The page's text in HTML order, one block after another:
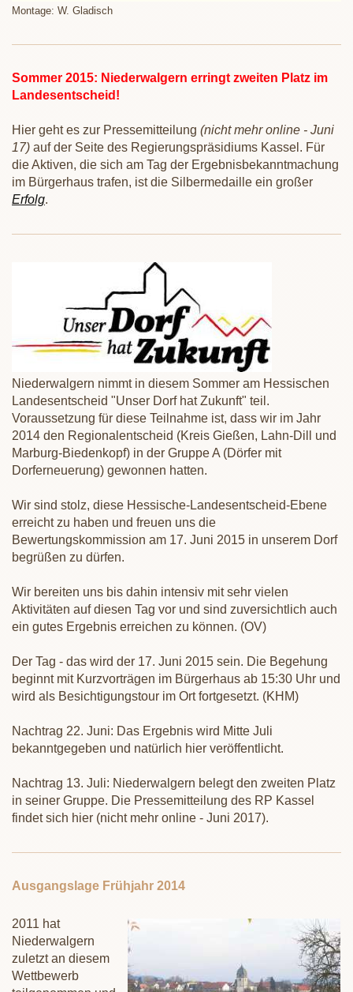
Montage: W. Gladisch
Sommer 2015: Niederwalgern erringt zweiten Platz im
Landesentscheid!
Hier geht es zur Pressemitteilung (nicht mehr online - Juni
17) auf der Seite des Regierungspräsidiums Kassel. Für
die Aktiven, die sich am Tag der Ergebnisbekanntmachung
im Bürgerhaus trafen, ist die Silbermedaille ein großer
Erfolg.
Niederwalgern nimmt in diesem Sommer am Hessischen
Landesentscheid "Unser Dorf hat Zukunft" teil.
Voraussetzung für diese Teilnahme ist, dass wir im Jahr
2014 den Regionalentscheid (Kreis Gießen, Lahn-Dill und
Marburg-Biedenkopf) in der Gruppe A (Dörfer mit
Dorferneuerung) gewonnen hatten.
Wir sind stolz, diese Hessische-Landesentscheid-Ebene
erreicht zu haben und freuen uns die
Bewertungskommission am 17. Juni 2015 in unserem Dorf
begrüßen zu dürfen.
Wir bereiten uns bis dahin intensiv mit sehr vielen
Aktivitäten auf diesen Tag vor und sind zuversichtlich auch
ein gutes Ergebnis erreichen zu können. (OV)
Der Tag - das wird der 17. Juni 2015 sein. Die Begehung
beginnt mit Kurzvorträgen im Bürgerhaus ab 15:30 Uhr und
wird als Besichtigungstour im Ort fortgesetzt. (KHM)
Nachtrag 22. Juni: Das Ergebnis wird Mitte Juli
bekanntgegeben und natürlich hier veröffentlicht.
Nachtrag 13. Juli: Niederwalgern belegt den zweiten Platz
in seiner Gruppe. Die Pressemitteilung des RP Kassel
findet sich hier (nicht mehr online - Juni 2017).
Ausgangslage Frühjahr 2014
2011 hat
Niederwalgern
zuletzt an diesem
Wettbewerb